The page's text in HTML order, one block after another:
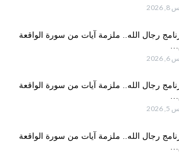
رجال الله.. ملزمة آيات من سورة الواقعة
رجال الله.. ملزمة آيات من سورة الواقعة
رجال الله.. ملزمة آيات من سورة الواقعة